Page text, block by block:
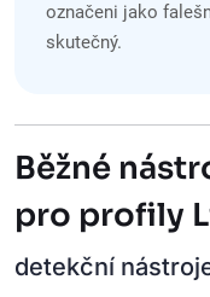
označeni jako
skutečný.
Běžné
pro profily
detekční